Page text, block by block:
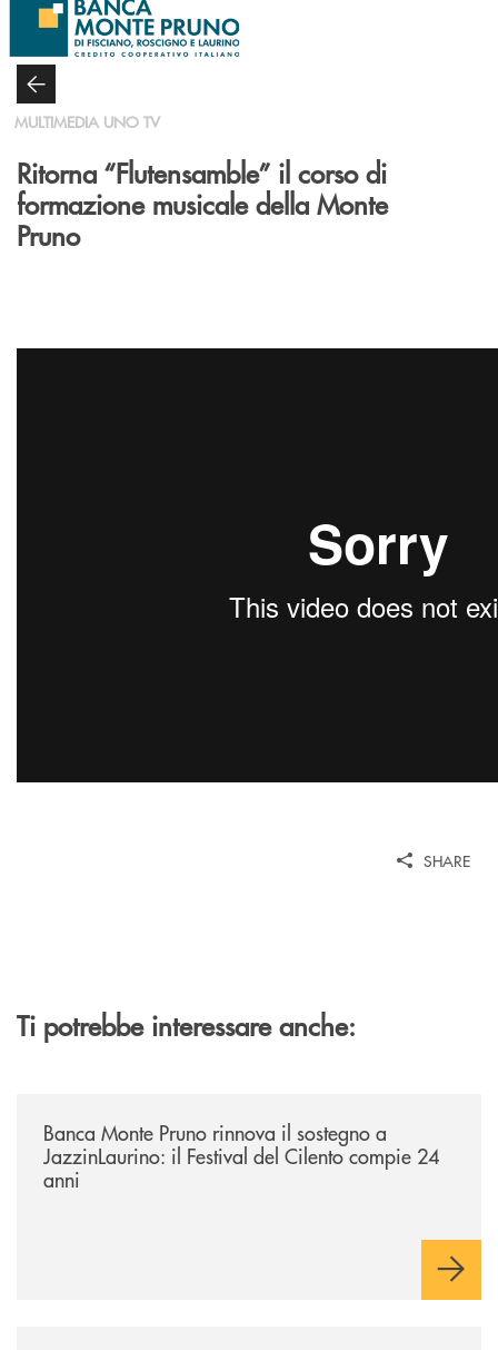
Salta al contenuto principale
MULTIMEDIA UNO TV
Ritorna “Flutensamble” il corso di
formazione musicale della Monte
Pruno
SHARE
Ti potrebbe interessare anche:
Banca Monte Pruno rinnova il sostegno a
JazzinLaurino: il Festival del Cilento compie 24
anni